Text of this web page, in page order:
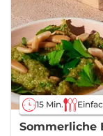
15 Min.
Sommerliche